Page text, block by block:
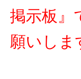
掲示板』
願いしま